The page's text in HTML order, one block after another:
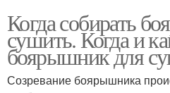
Когда собирать
сушить. Когда и
боярышник для
Созревание боярышника